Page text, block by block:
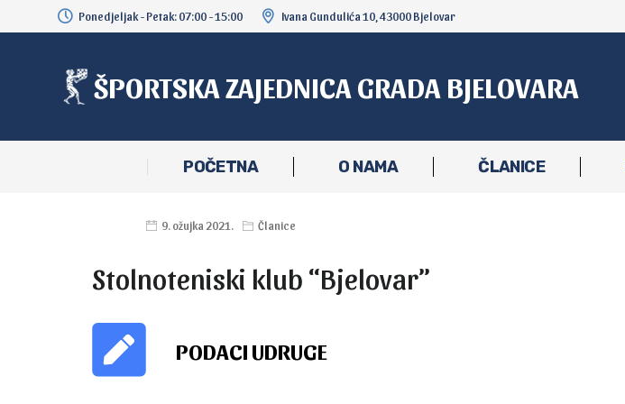
Ponedjeljak - Petak: 07:00 - 15:00 Ivana Gundulića 10, 43000 Bjelovar
ŠPORTSKA ZAJEDNICA GRADA BJELOVARA
POČETNA O NAMA ČLANICE
9. ožujka 2021. Članice
Stolnoteniski klub “Bjelovar”
PODACI UDRUGE